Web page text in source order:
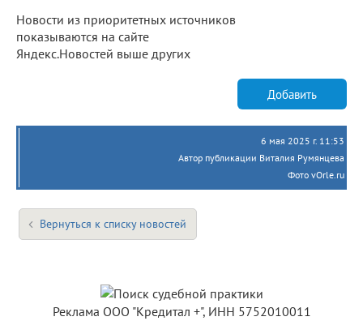
Новости из приоритетных источников
показываются на сайте
Яндекс.Новостей выше других
Добавить
6 мая 2025 г. 11:53
Автор публикации Виталия Румянцева
Фото vOrle.ru
Вернуться к списку новостей
Реклама ООО "Кредитал +", ИНН 5752010011